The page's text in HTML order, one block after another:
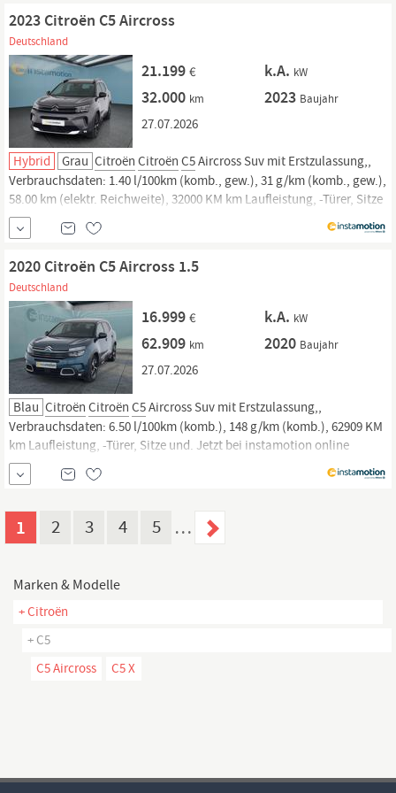
2023 Citroën C5 Aircross
Deutschland
21.199 € k.A. kW
32.000 km 2023 Baujahr
27.07.2026
Hybrid Grau Citroën Citroën C5Aircross Suv mit Erstzulassung,,
Verbrauchsdaten: 1.40 l/100km (komb., gew.), 31 g/km (komb., gew.),
58.00 km (elektr. Reichweite), 32000 KM km Laufleistung, -Türer, Sitze
und. Jetzt bei instamotion online kaufen oder günstig finanzieren.
Nur geprüfte Fahrzeuge mit Garantie, 14 Tage Rückgaberecht und...
2020 Citroën C5 Aircross 1.5
Deutschland
16.999 € k.A. kW
62.909 km 2020 Baujahr
27.07.2026
Blau Citroën Citroën C5Aircross Suv mit Erstzulassung,,
Verbrauchsdaten: 6.50 l/100km (komb.), 148 g/km (komb.), 62909 KM
km Laufleistung, -Türer, Sitze und. Jetzt bei instamotion online
kaufen oder günstig finanzieren. Nur geprüfte Fahrzeuge mit
Garantie, 14 Tage Rückgaberecht und Lieferung vor die Haustür. Jetzt
1 2 3 4 5 …
Marken & Modelle
+ Citroën
+ C5
C5 Aircross
C5 X